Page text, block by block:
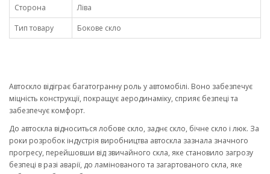
Сторона
Ліва
Тип товару
Бокове скло
Автоскло відіграє багатогранну роль у автомобілі. Воно забезпечує
міцність конструкції, покращує аеродинаміку, сприяє безпеці та
забезпечує комфорт.
До автоскла відноситься лобове скло, заднє скло, бічне скло і люк. За
роки розробок індустрія виробництва автоскла зазнала значного
прогресу, перейшовши від звичайного скла, яке становило загрозу
безпеці в разі аварії, до ламінованого та загартованого скла, яке